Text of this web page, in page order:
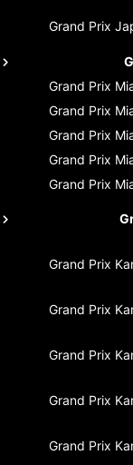
Grand Prix
Grand Prix
Grand Prix
Grand Prix
Grand Prix
Grand Prix
Grand Prix
Grand Prix
Grand Prix
Grand Prix
Grand Prix